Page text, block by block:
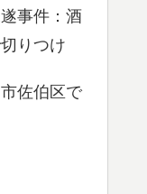
事件：酒
りつけ
佐伯区で